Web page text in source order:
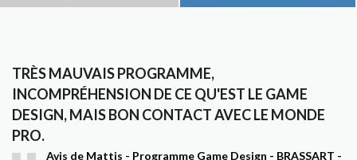
TRÈS MAUVAIS PROGRAMME,
INCOMPRÉHENSION DE CE QU'EST LE GAME
DESIGN, MAIS BON CONTACT AVEC LE MONDE
PRO.
Avis de Mattis - Programme Game Design - BRASSART -